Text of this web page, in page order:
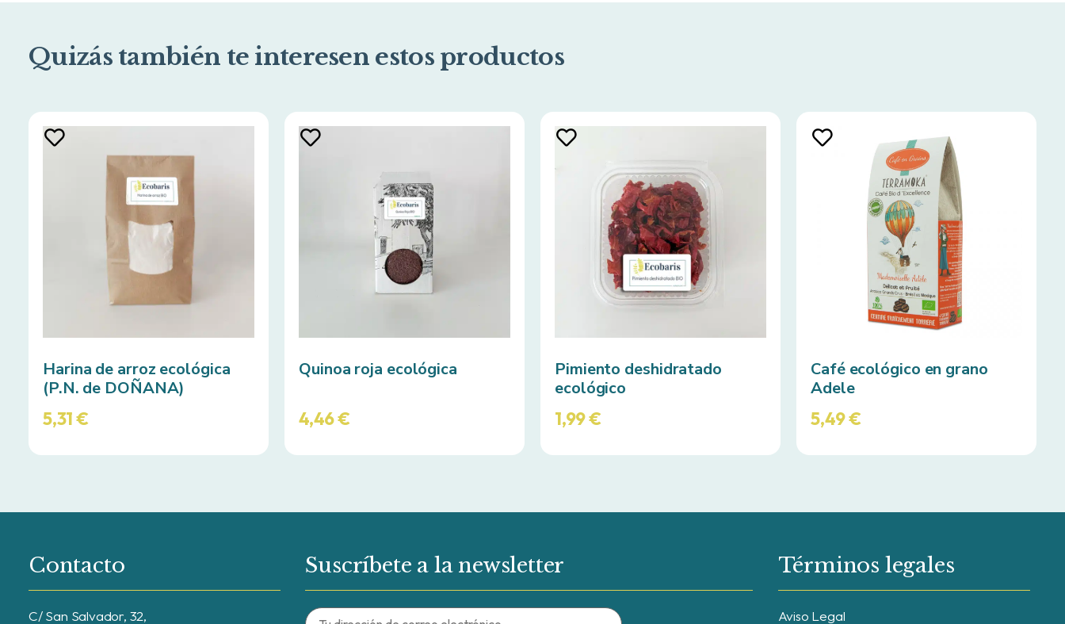
Quizás también te interesen estos productos
Harina de arroz ecológica
(P.N. de DOÑANA)
5,31€
Quinoa roja ecológica
4,46€
Pimiento deshidratado
ecológico
1,99€
Café ecológico en grano
Adele
5,49€
Contacto
C/ San Salvador, 32,
Suscríbete a la newsletter Términos legales
Aviso Legal